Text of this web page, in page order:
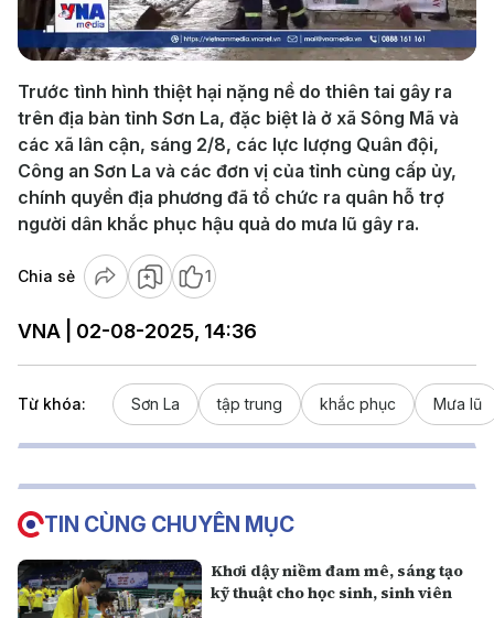
Video
Trước tình hình thiệt hại nặng nề do thiên tai gây ra
trên địa bàn tỉnh Sơn La, đặc biệt là ở xã Sông Mã và
các xã lân cận, sáng 2/8, các lực lượng Quân đội,
Công an Sơn La và các đơn vị của tỉnh cùng cấp ủy,
chính quyền địa phương đã tổ chức ra quân hỗ trợ
người dân khắc phục hậu quả do mưa lũ gây ra.
Chia sẻ 1
VNA | 02-08-2025, 14:36
Từ khóa: Sơn La tập trung khắc phục Mưa lũ
TIN CÙNG CHUYÊN MỤC
Khơi dậy niềm đam mê, sáng tạo
kỹ thuật cho học sinh, sinh viên